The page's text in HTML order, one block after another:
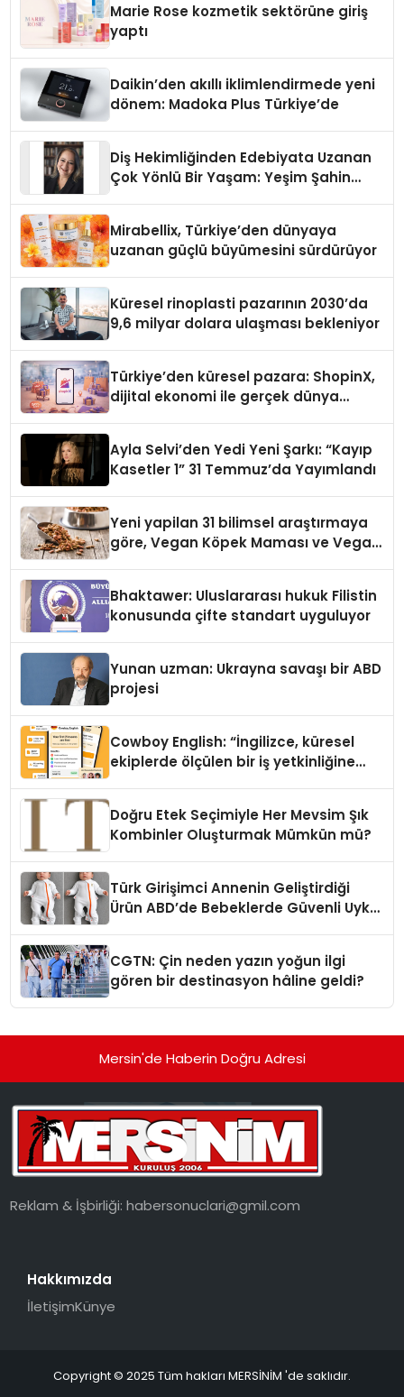
Marie Rose kozmetik sektörüne giriş
yaptı
Daikin’den akıllı iklimlendirmede yeni
dönem: Madoka Plus Türkiye’de
Diş Hekimliğinden Edebiyata Uzanan
Çok Yönlü Bir Yaşam: Yeşim Şahin
Mirabellix, Türkiye’den dünyaya
uzanan güçlü büyümesini sürdürüyor
Küresel rinoplasti pazarının 2030’da
9,6 milyar dolara ulaşması bekleniyor
Türkiye’den küresel pazara: ShopinX,
dijital ekonomi ile gerçek dünya
Ayla Selvi’den Yedi Yeni Şarkı: “Kayıp
Kasetler 1” 31 Temmuz’da Yayımlandı
Yeni yapilan 31 bilimsel araştırmaya
göre, Vegan Köpek Maması ve Vegan
Bhaktawer: Uluslararası hukuk Filistin
konusunda çifte standart uyguluyor
Yunan uzman: Ukrayna savaşı bir ABD
projesi
Cowboy English: “İngilizce, küresel
ekiplerde ölçülen bir iş yetkinliğine
Doğru Etek Seçimiyle Her Mevsim Şık
Kombinler Oluşturmak Mümkün mü?
Türk Girişimci Annenin Geliştirdiği
Ürün ABD’de Bebeklerde Güvenli Uyku
CGTN: Çin neden yazın yoğun ilgi
gören bir destinasyon hâline geldi?
Mersin'de Haberin Doğru Adresi
Reklam & İşbirliği:habersonuclari@gmil.com
Hakkımızda
İletişimKünye
Copyright © 2025 Tüm hakları MERSİNİM 'de saklıdır.